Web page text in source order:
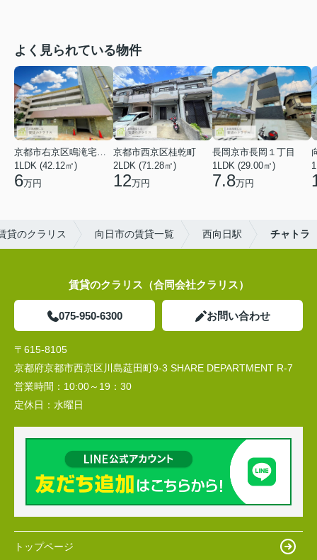
よく見られている物件
京都市右京区鳴滝宅間町
1LDK (42.12㎡)
6万円
京都市西京区桂乾町
2LDK (71.28㎡)
12万円
長岡京市長岡１丁目
1LDK (29.00㎡)
7.8万円
貸のクラリス 向日市の賃貸一覧 西向日駅 チャトラ
賃貸のクラリス（合同会社クラリス）
075-950-6300 お問い合わせ
〒615-8105
京都府京都市西京区川島莚田町9-3 SHARE DEPARTMENT R-7
営業時間： 10:00～19：30
定休日： 水曜日
トップページ